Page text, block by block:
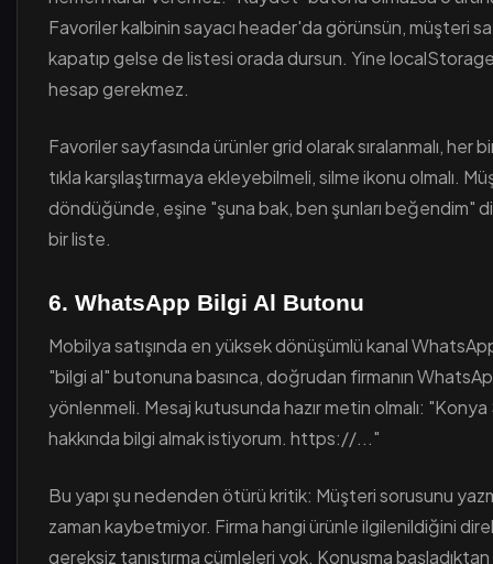
Favoriler kalbinin sayacı header'da görünsün, müşteri
kapatıp gelse de listesi orada dursun. Yine
hesap gerekmez.
Favoriler sayfasında ürünler grid olarak sıralanmalı, her
tıkla karşılaştırmaya ekleyebilmeli, silme ikonu olmalı.
döndüğünde, eşine "şuna bak, ben şunları beğendim"
bir liste.
6. WhatsApp Bilgi Al Butonu
Mobilya satışında en yüksek dönüşümlü kanal
"bilgi al" butonuna basınca, doğrudan firmanın
yönlenmeli. Mesaj kutusunda hazır metin olmalı:
hakkında bilgi almak istiyorum. https://..."
Bu yapı şu nedenden ötürü kritik: Müşteri sorusunu
zaman kaybetmiyor. Firma hangi ürünle ilgilenildiğini
gereksiz tanıştırma cümleleri yok. Konuşma